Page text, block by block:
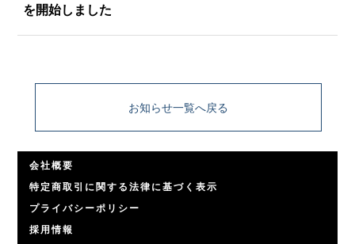
を開始しました
お知らせ一覧へ戻る
会社概要
特定商取引に関する法律に基づく表示
プライバシーポリシー
採用情報